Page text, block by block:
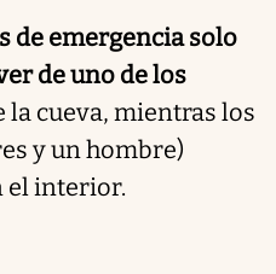
de emergencia solo
de uno de los
la cueva, mientras los
y un hombre)
el interior.